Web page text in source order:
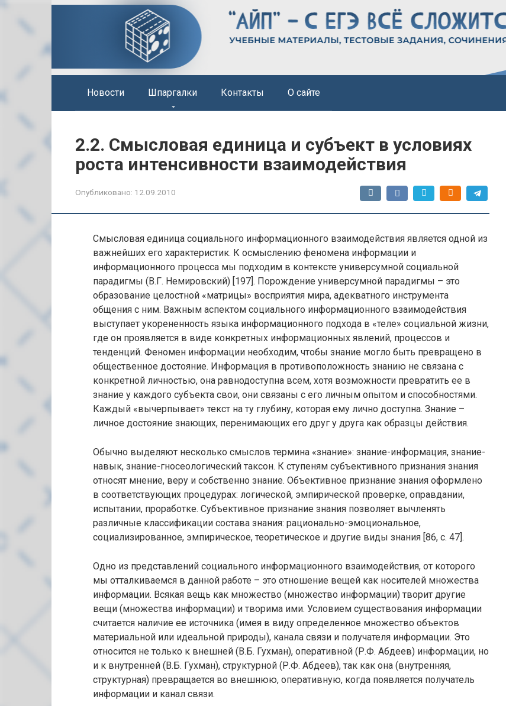
контенту
Новости Шпаргалки Контакты О сайте
2.2. Смысловая единица и субъект в условиях
роста интенсивности взаимодействия
Опубликовано: 12.09.2010
Смысловая единица социального информационного взаимодействия является одной из
важнейших его характеристик. К осмыслению феномена информации и
информационного процесса мы подходим в контексте универсумной социальной
парадигмы (В.Г. Немировский) [197]. Порождение универсумной парадигмы – это
образование целостной «матрицы» восприятия мира, адекватного инструмента
общения с ним. Важным аспектом социального информационного взаимодействия
выступает укорененность языка информационного подхода в «теле» социальной жизни,
где он проявляется в виде конкретных информационных явлений, процессов и
тенденций. Феномен информации необходим, чтобы знание могло быть превращено в
общественное достояние. Информация в противоположность знанию не связана с
конкретной личностью, она равнодоступна всем, хотя возможности превратить ее в
знание у каждого субъекта свои, они связаны с его личным опытом и способностями.
Каждый «вычерпывает» текст на ту глубину, которая ему лично доступна. Знание –
личное достояние знающих, перенимающих его друг у друга как образцы действия.
Обычно выделяют несколько смыслов термина «знание»: знание-информация, знание-
навык, знание-гносеологический таксон. К ступеням субъективного признания знания
относят мнение, веру и собственно знание. Объективное признание знания оформлено
в соответствующих процедурах: логической, эмпирической проверке, оправдании,
испытании, проработке. Субъективное признание знания позволяет вычленять
различные классификации состава знания: рационально-эмоциональное,
социализированное, эмпирическое, теоретическое и другие виды знания [86, с. 47].
Одно из представлений социального информационного взаимодействия, от которого
мы отталкиваемся в данной работе – это отношение вещей как носителей множества
информации. Всякая вещь как множество (множество информации) творит другие
вещи (множества информации) и творима ими. Условием существования информации
считается наличие ее источника (имея в виду определенное множество объектов
материальной или идеальной природы), канала связи и получателя информации. Это
относится не только к внешней (В.Б. Гухман), оперативной (Р.Ф. Абдеев) информации, но
и к внутренней (В.Б. Гухман), структурной (Р.Ф. Абдеев), так как она (внутренняя,
структурная) превращается во внешнюю, оперативную, когда появляется получатель
информации и канал связи.